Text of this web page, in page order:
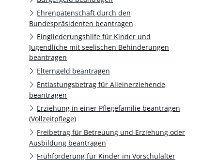
Ehrenpatenschaft durch den
Bundespräsidenten beantragen
Eingliederungshilfe für Kinder und
Jugendliche mit seelischen Behinderungen
beantragen
Elterngeld beantragen
Entlastungsbetrag für Alleinerziehende
beantragen
Erziehung in einer Pflegefamilie beantragen
(Vollzeitpflege)
Freibetrag für Betreuung und Erziehung oder
Ausbildung beantragen
Frühförderung für Kinder im Vorschulalter